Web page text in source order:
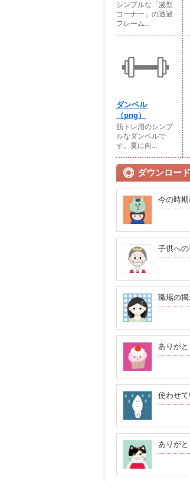
シンプルな「波型
コーナー」の透過
フレーム...
ダンベル
（png）
筋トレ用のシンプ
ルなダンベルで
す。夏に向...
ダウンロー
今の時
子供へ
職場の
ありが
使わせて
ありが